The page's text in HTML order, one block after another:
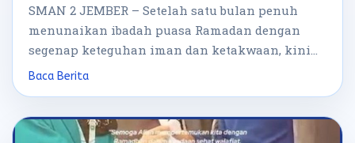
SMAN 2 JEMBER – Setelah satu bulan penuh
menunaikan ibadah puasa Ramadan dengan
segenap keteguhan iman dan ketakwaan, kini
hari […]
Baca Berita